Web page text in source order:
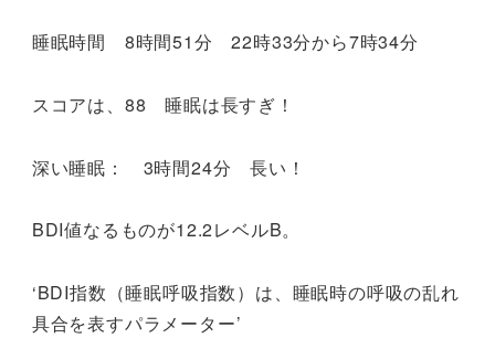
睡眠時間 8時間51分 22時33分から7時34分
スコアは、88 睡眠は長すぎ！
深い睡眠： 3時間24分 長い！
BDI値なるものが12.2レベルB。
‘BDI指数（睡眠呼吸指数）は、睡眠時の呼吸の乱れ
具合を表すパラメーター’